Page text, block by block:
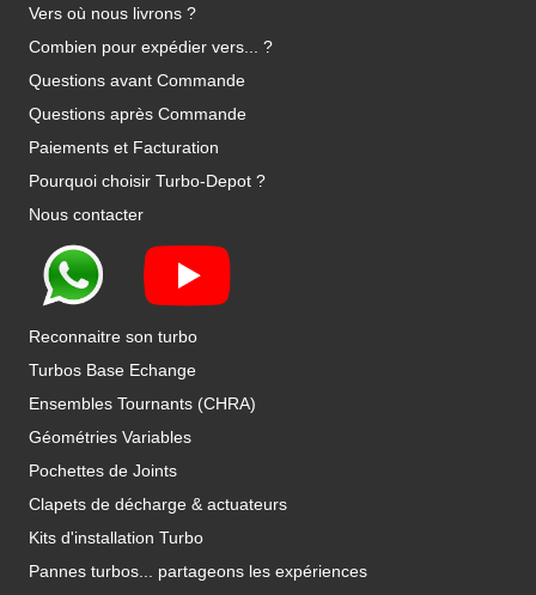
Vers où nous livrons ?
Combien pour expédier vers... ?
Questions avant Commande
Questions après Commande
Paiements et Facturation
Pourquoi choisir Turbo-Depot ?
Nous contacter
Reconnaitre son turbo
Turbos Base Echange
Ensembles Tournants (CHRA)
Géométries Variables
Pochettes de Joints
Clapets de décharge & actuateurs
Kits d'installation Turbo
Pannes turbos... partageons les expériences